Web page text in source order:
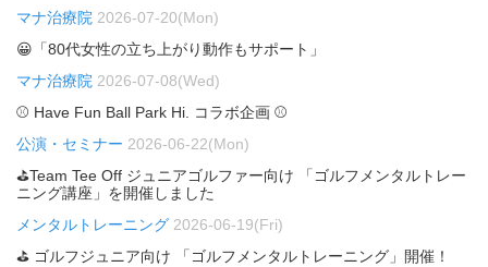
マナ治療院 2026-07-20(Mon)
😀「80代女性の立ち上がり動作もサポート」
マナ治療院 2026-07-08(Wed)
⚾ Have Fun Ball Park Hi. コラボ企画 ⚾
公演・セミナー 2026-06-22(Mon)
⛳Team Tee Off ジュニアゴルファー向け 「ゴルフメンタルトレー
ニング講座」を開催しました
メンタルトレーニング 2026-06-19(Fri)
⛳ ゴルフジュニア向け 「ゴルフメンタルトレーニング」開催！